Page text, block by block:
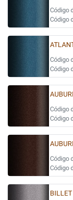
Código
Código
Código
Código
Código
Código
Código
Código
BILLET